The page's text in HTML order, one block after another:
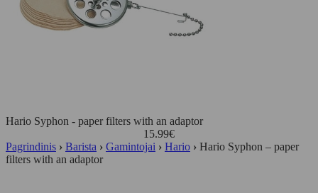
Hario Syphon - paper filters with an adaptor
15.99€
Pagrindinis › Barista › Gamintojai › Hario › Hario Syphon – paper
filters with an adaptor